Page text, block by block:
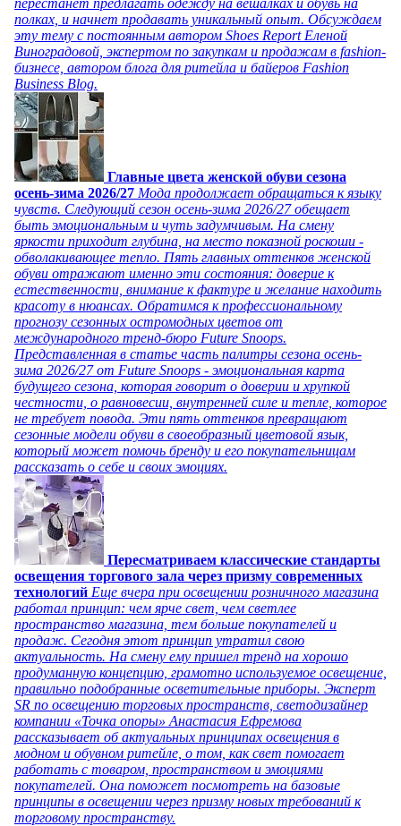
перестанет предлагать одежду на вешалках и обувь на
полках, и начнет продавать уникальный опыт. Обсуждаем
эту тему с постоянным автором Shoes Report Еленой
Виноградовой, экспертом по закупкам и продажам в fashion-
бизнесе, автором блога для ритейла и байеров Fashion
Business Blog.
Главные цвета женской обуви сезона
осень-зима 2026/27 Мода продолжает обращаться к языку
чувств. Следующий сезон осень-зима 2026/27 обещает
быть эмоциональным и чуть задумчивым. На смену
яркости приходит глубина, на место показной роскоши -
обволакивающее тепло. Пять главных оттенков женской
обуви отражают именно эти состояния: доверие к
естественности, внимание к фактуре и желание находить
красоту в нюансах. Обратимся к профессиональному
прогнозу сезонных остромодных цветов от
международного тренд-бюро Future Snoops.
Представленная в статье часть палитры сезона осень-
зима 2026/27 от Future Snoops - эмоциональная карта
будущего сезона, которая говорит о доверии и хрупкой
честности, о равновесии, внутренней силе и тепле, которое
не требует повода. Эти пять оттенков превращают
сезонные модели обуви в своеобразный цветовой язык,
который может помочь бренду и его покупательницам
рассказать о себе и своих эмоциях.
Пересматриваем классические стандарты
освещения торгового зала через призму современных
технологий Еще вчера при освещении розничного магазина
работал принцип: чем ярче свет, чем светлее
пространство магазина, тем больше покупателей и
продаж. Сегодня этот принцип утратил свою
актуальность. На смену ему пришел тренд на хорошо
продуманную концепцию, грамотно используемое освещение,
правильно подобранные осветительные приборы. Эксперт
SR по освещению торговых пространств, светодизайнер
компании «Точка опоры» Анастасия Ефремова
рассказывает об актуальных принципах освещения в
модном и обувном ритейле, о том, как свет помогает
работать с товаром, пространством и эмоциями
покупателей. Она поможет посмотреть на базовые
принципы в освещении через призму новых требований к
торговому пространству.